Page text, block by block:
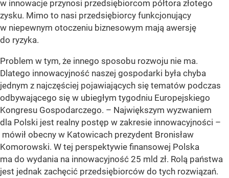
w innowacje przynosi przedsiębiorcom półtora złotego
zysku. Mimo to nasi przedsiębiorcy funkcjonujący
w niepewnym otoczeniu biznesowym mają awersję
do ryzyka.
Problem w tym, że innego sposobu rozwoju nie ma.
Dlatego innowacyjność naszej gospodarki była chyba
jednym z najczęściej pojawiających się tematów podczas
odbywającego się w ubiegłym tygodniu Europejskiego
Kongresu Gospodarczego. – Największym wyzwaniem
dla Polski jest realny postęp w zakresie innowacyjności –
mówił obecny w Katowicach prezydent Bronisław
Komorowski. W tej perspektywie finansowej Polska
ma do wydania na innowacyjność 25 mld zł. Rolą państwa
jest jednak zachęcić przedsiębiorców do tych rozwiązań.